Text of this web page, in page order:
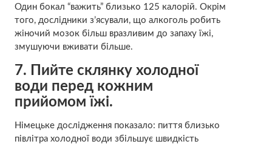
Один бокал “важить” близько 125 калорій. Окрім
того, дослідники з’ясували, що алкоголь робить
жіночий мозок більш вразливим до запаху їжі,
змушуючи вживати більше.
7. Пийте склянку холодної
води перед кожним
прийомом їжі.
Німецьке дослідження показало: пиття близько
півлітра холодної води збільшує швидкість